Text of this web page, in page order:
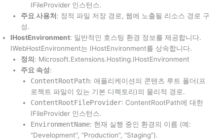
IFileProvider 인스턴스.
주요 사용처 : 정적 파일 저장 경로, 웹에 노출될 리소스 경로 구
성.
IHostEnvironment: 일반적인 호스팅 환경 정보를 제공합니다.
IWebHostEnvironment는 IHostEnvironment를 상속합니다.
정의 : Microsoft.Extensions.Hosting.IHostEnvironment
주요 속성:
ContentRootPath: 애플리케이션의 콘텐츠 루트 폴더(프
로젝트 파일이 있는 기본 디렉토리)의 물리적 경로.
ContentRootFileProvider: ContentRootPath에 대한
IFileProvider 인스턴스.
EnvironmentName: 현재 실행 중인 환경의 이름 (예:
“Development”, “Production”, “Staging”).